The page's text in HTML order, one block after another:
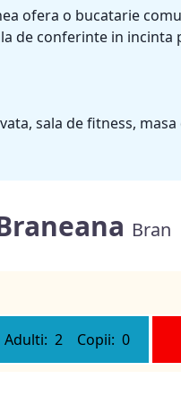
ofera o bucatarie
de conferinte in incinta
sala de fitness,
Bran
Adulti: 2 Copii: 0